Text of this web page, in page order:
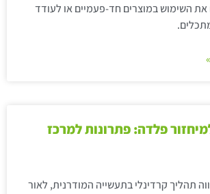
השימוש במוצרים חד-פעמיים או לעודד
פלדה: פתרונות למרכז
תהליך קרדינלי בתעשייה המודרנית, לאור